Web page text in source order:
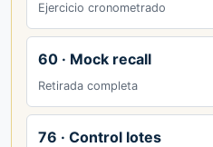
Ejercicio cronometrado
60 · Mock recall
Retirada completa
76 · Control lotes